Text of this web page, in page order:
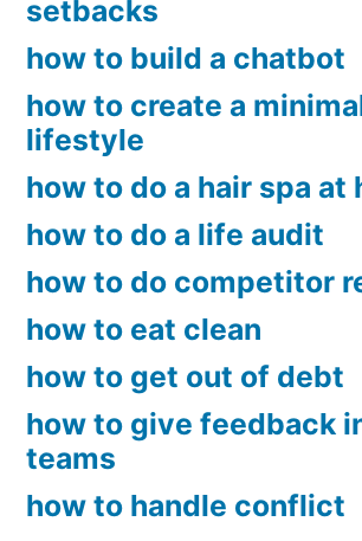
setbacks
how to build a chatbot
how to create a
lifestyle
how to do a hair spa at
how to do a life audit
how to do competitor
how to eat clean
how to get out of debt
how to give feedback
teams
how to handle conflict